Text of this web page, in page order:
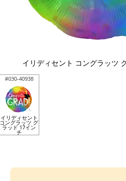
イリディセント コングラッツ
#030-40938
イリディセント
コングラッツ グ
ラッド 17イン
チ